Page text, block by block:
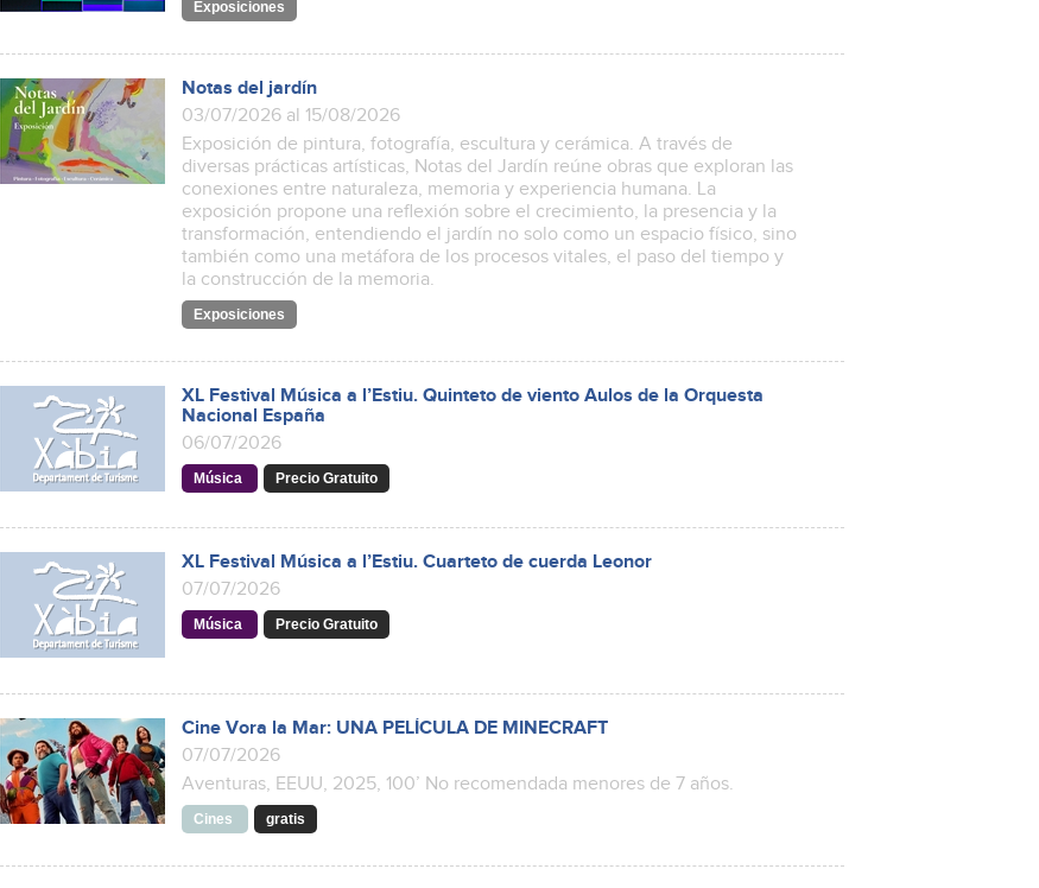
Exposiciones
Notas del jardín
03/07/2026 al 15/08/2026
Exposición de pintura, fotografía, escultura y cerámica. A través de
diversas prácticas artísticas, Notas del Jardín reúne obras que exploran las
conexiones entre naturaleza, memoria y experiencia humana. La
exposición propone una reflexión sobre el crecimiento, la presencia y la
transformación, entendiendo el jardín no solo como un espacio físico, sino
también como una metáfora de los procesos vitales, el paso del tiempo y
la construcción de la memoria.
Exposiciones
XL Festival Música a l’Estiu. Quinteto de viento Aulos de la Orquesta
Nacional España
06/07/2026
Música Precio Gratuito
XL Festival Música a l’Estiu. Cuarteto de cuerda Leonor
07/07/2026
Música Precio Gratuito
Cine Vora la Mar: UNA PELÍCULA DE MINECRAFT
07/07/2026
Aventuras, EEUU, 2025, 100’ No recomendada menores de 7 años.
Cines gratis